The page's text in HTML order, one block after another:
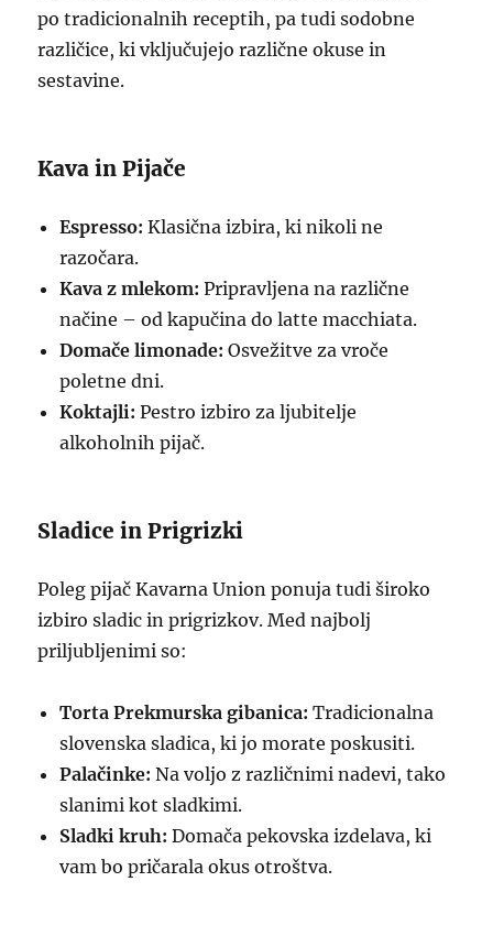
po tradicionalnih receptih, pa tudi sodobne
različice, ki vključujejo različne okuse in
sestavine.
Kava in Pijače
Espresso: Klasična izbira, ki nikoli ne
razočara.
Kava z mlekom: Pripravljena na različne
načine – od kapučina do latte macchiata.
Domače limonade: Osvežitve za vroče
poletne dni.
Koktajli: Pestro izbiro za ljubitelje
alkoholnih pijač.
Sladice in Prigrizki
Poleg pijač Kavarna Union ponuja tudi široko
izbiro sladic in prigrizkov. Med najbolj
priljubljenimi so:
Torta Prekmurska gibanica: Tradicionalna
slovenska sladica, ki jo morate poskusiti.
Palačinke: Na voljo z različnimi nadevi, tako
slanimi kot sladkimi.
Sladki kruh: Domača pekovska izdelava, ki
vam bo pričarala okus otroštva.